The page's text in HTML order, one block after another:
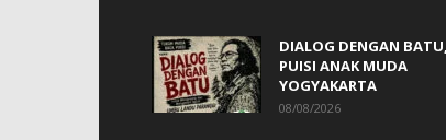
DIALOG DENGAN
PUISI ANAK MUDA
YOGYAKARTA
08/08/2026